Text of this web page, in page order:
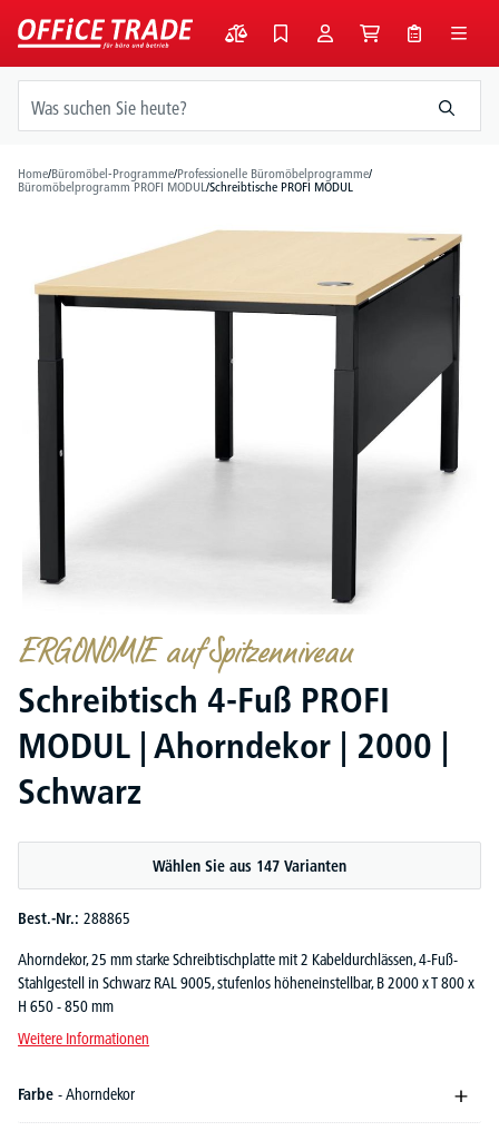
springen
Home/Büromöbel-Programme/Professionelle Büromöbelprogramme/
Büromöbelprogramm PROFI MODUL/Schreibtische PROFI MODUL
ERGONOMIE auf Spitzenniveau
Schreibtisch 4-Fuß PROFI
MODUL | Ahorndekor | 2000 |
Schwarz
Wählen Sie aus 147 Varianten
Best.-Nr.: 288865
Ahorndekor, 25 mm starke Schreibtischplatte mit 2 Kabeldurchlässen, 4-Fuß-
Stahlgestell in Schwarz RAL 9005, stufenlos höheneinstellbar, B 2000 x T 800 x
H 650 - 850 mm
Weitere Informationen
Farbe - Ahorndekor